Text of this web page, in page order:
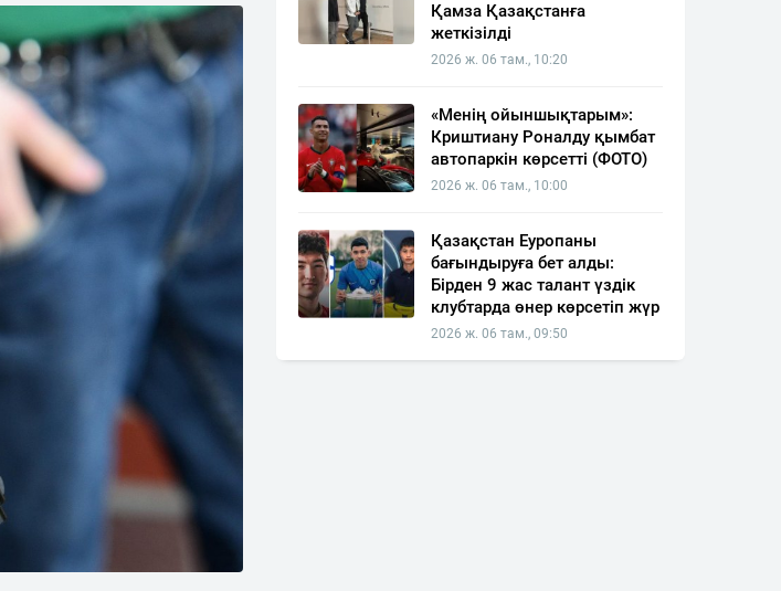
Қамза Қазақстанға
жеткізілді
2026 ж. 06 там., 10:20
«Менің ойыншықтарым»:
Криштиану Роналду қымбат
автопаркін көрсетті (ФОТО)
2026 ж. 06 там., 10:00
Қазақстан Еуропаны
бағындыруға бет алды:
Бірден 9 жас талант үздік
клубтарда өнер көрсетіп жүр
2026 ж. 06 там., 09:50